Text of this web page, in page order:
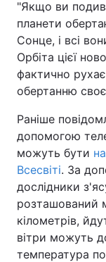
"Якщо ви
планети
Сонце, і всі
Орбіта цієї
фактично
обертанню
Раніше
допомогою
можуть бути
Всесвіті. За
дослідники
розташований
кілометрів,
вітри можуть
температура